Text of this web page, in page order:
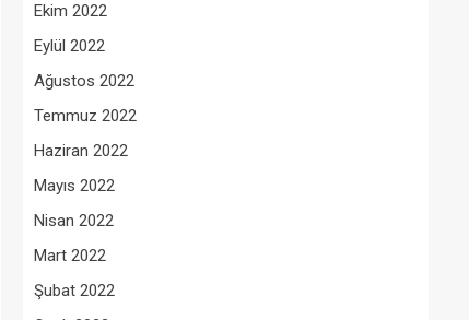
Ekim 2022
Eylül 2022
Ağustos 2022
Temmuz 2022
Haziran 2022
Mayıs 2022
Nisan 2022
Mart 2022
Şubat 2022